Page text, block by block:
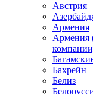
Австрия
Армения
Армения
Бахрейн
Белиз